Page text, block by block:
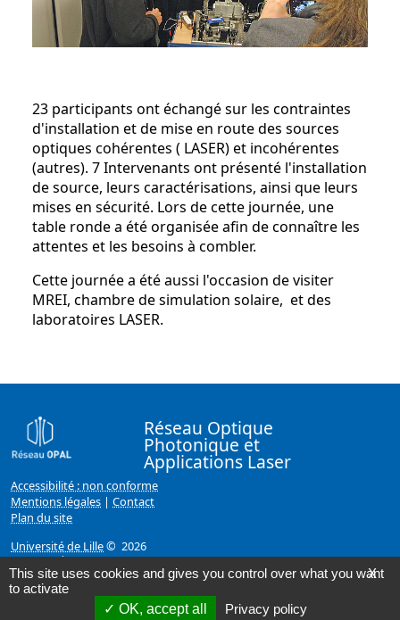
23 participants ont échangé sur les contraintes
d'installation et de mise en route des sources
optiques cohérentes ( LASER) et incohérentes
(autres). 7 Intervenants ont présenté l'installation
de source, leurs caractérisations, ainsi que leurs
mises en sécurité. Lors de cette journée, une
table ronde a été organisée afin de connaître les
attentes et les besoins à combler.
Cette journée a été aussi l'occasion de visiter
MREI, chambre de simulation solaire, et des
laboratoires LASER.
Réseau Optique
Photonique et
Applications Laser
Accessibilité : non conforme
Mentions légales | Contact
Plan du site
Université de Lille© 2026
Page mise à jour le 21/12/2023 (16:16)
X
This site uses cookies and gives you control over what you want
to activate
OK, accept all
Privacy policy